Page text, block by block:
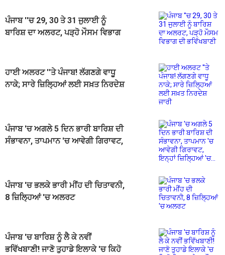
ਪੰਜਾਬ ''ਚ 29, 30 ਤੇ 31 ਜੁਲਾਈ ਨੂੰ
ਬਾਰਿਸ਼ ਦਾ ਅਲਰਟ, ਪੜ੍ਹੋ ਮੌਸਮ ਵਿਭਾਗ
ਹਾਈ ਅਲਰਟ ''ਤੇ ਪੰਜਾਬ! ਲੱਗਣਗੇ ਵਾਧੂ
ਨਾਕੇ; ਸਾਰੇ ਜ਼ਿਲ੍ਹਿਆਂ ਲਈ ਸਖ਼ਤ ਨਿਰਦੇਸ਼
ਪੰਜਾਬ 'ਚ ਅਗਲੇ 5 ਦਿਨ ਭਾਰੀ ਬਾਰਿਸ਼ ਦੀ
ਸੰਭਾਵਨਾ, ਤਾਪਮਾਨ 'ਚ ਆਵੇਗੀ ਗਿਰਾਵਟ,
ਪੰਜਾਬ 'ਚ ਭਲਕੇ ਭਾਰੀ ਮੀਂਹ ਦੀ ਚਿਤਾਵਨੀ,
8 ਜ਼ਿਲ੍ਹਿਆਂ 'ਚ ਅਲਰਟ
ਪੰਜਾਬ 'ਚ ਬਾਰਿਸ਼ ਨੂੰ ਲੈ ਕੇ ਨਵੀਂ
ਭਵਿੱਖਬਾਣੀ! ਜਾਣੋ ਤੁਹਾਡੇ ਇਲਾਕੇ 'ਚ ਕਿਹੋ